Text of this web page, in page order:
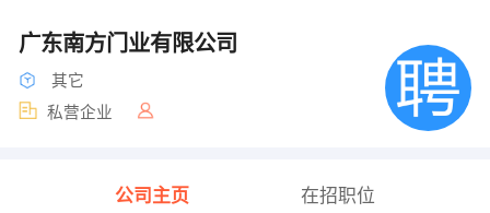
广东南方门业有限公司
其它
私营企业
公司主页 在招职位